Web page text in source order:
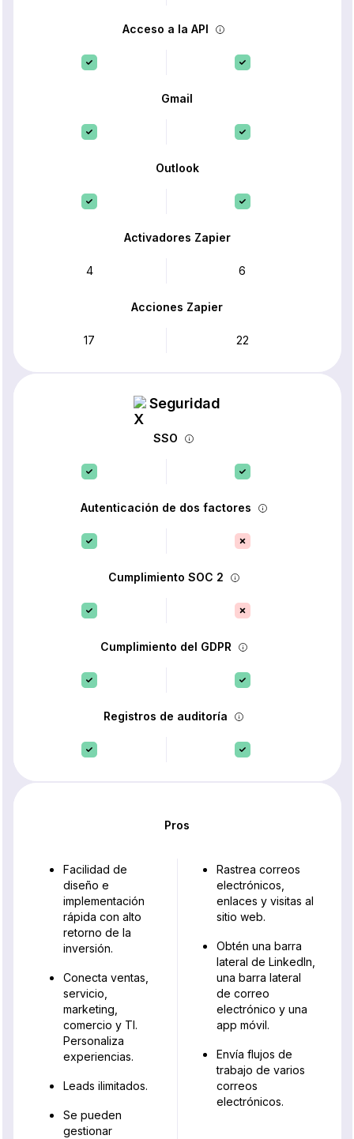
Acceso a la API
Gmail
Outlook
Activadores Zapier
4 6
Acciones Zapier
17 22
Seguridad
SSO
Autenticación de dos factores
Cumplimiento SOC 2
Cumplimiento del GDPR
Registros de auditoría
Pros
Facilidad de
diseño e
implementación
rápida con alto
retorno de la
inversión.
Conecta ventas,
servicio,
marketing,
comercio y TI.
Personaliza
experiencias.
Leads ilimitados.
Se pueden
gestionar
Rastrea correos
electrónicos,
enlaces y visitas al
sitio web.
Obtén una barra
lateral de LinkedIn,
una barra lateral
de correo
electrónico y una
app móvil.
Envía flujos de
trabajo de varios
correos
electrónicos.